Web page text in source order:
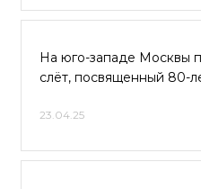
На юго-западе Москвы
слёт, посвященный 80-
23.04.25